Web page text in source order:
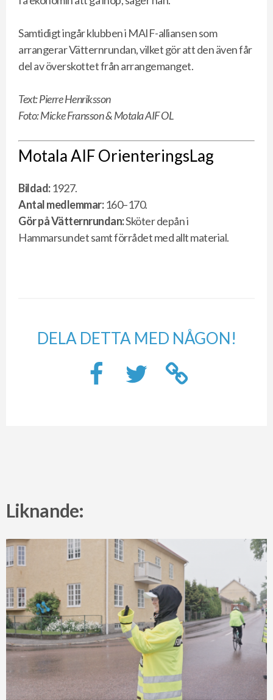
Samtidigt ingår klubben i MAIF-alliansen som
arrangerar Vätternrundan, vilket gör att den även får
del av överskottet från arrangemanget.
Text: Pierre Henriksson
Foto: Micke Fransson & Motala AIF OL
Motala AIF OrienteringsLag
Bildad:1927.
Antal medlemmar:160–170.
Gör på Vätternrundan:Sköter depån i
Hammarsundet samt förrådet med allt material.
DELA DETTA MED NÅGON!
Liknande: